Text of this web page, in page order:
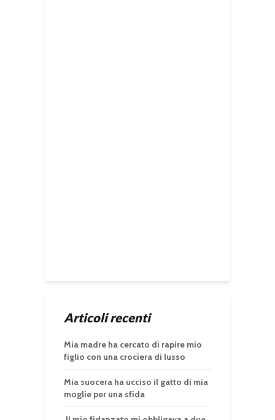
Articoli recenti
Mia madre ha cercato di rapire mio
figlio con una crociera di lusso
Mia suocera ha ucciso il gatto di mia
moglie per una sfida